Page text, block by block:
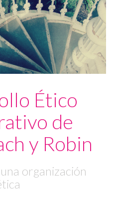
Ético
de
y Robin
organización